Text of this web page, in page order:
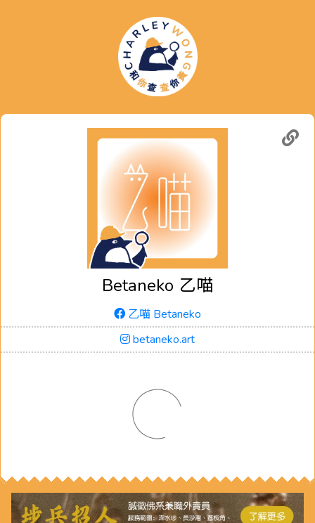
Betaneko 乙喵
乙喵 Betaneko
betaneko.art